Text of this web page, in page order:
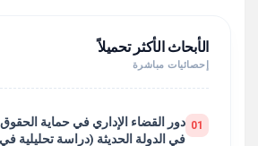
الأبحاث الأكثر تحميلاً
إحصائيات مباشرة
01 دور القضاء الإداري في حماية
في الدولة الحديثة (دراسة تحليلية